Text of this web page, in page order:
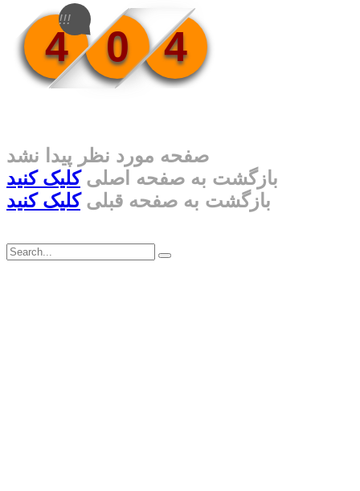
4 0 4
!!!
صفحه مورد نظر پیدا نشد
بازگشت به صفحه اصلیکلیک کنید
بازگشت به صفحه قبلیکلیک کنید